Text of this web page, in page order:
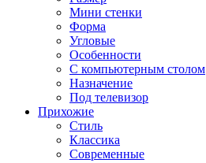
Мини стенки
Форма
Угловые
Особенности
С компьютерным столом
Назначение
Под телевизор
Прихожие
Стиль
Классика
Современные